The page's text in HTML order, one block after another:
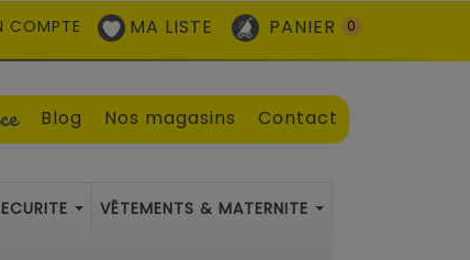
COMPTE MA LISTE PANIER 0
Blog Nos magasins Contact
VÊTEMENTS & MATERNITE